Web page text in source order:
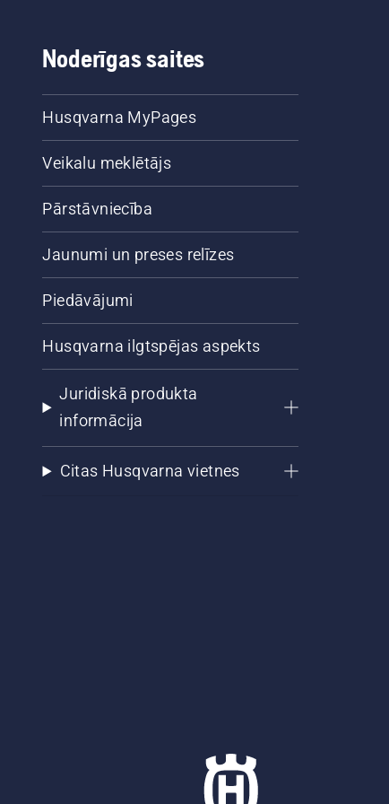
Noderīgas saites
Husqvarna MyPages
Veikalu meklētājs
Pārstāvniecība
Jaunumi un preses relīzes
Piedāvājumi
Husqvarna ilgtspējas aspekts
Juridiskā produkta
informācija
Citas Husqvarna vietnes